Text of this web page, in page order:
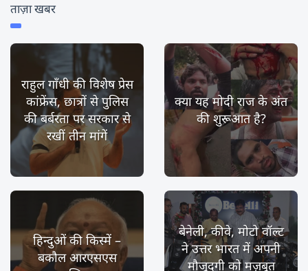
ताज़ा खबर
राहुल गाँधी की विशेष प्रेस
कांफ्रेंस, छात्रों से पुलिस
की बर्बरता पर सरकार से
रखीं तीन मांगें
क्या यह मोदी राज के अंत
की शुरूआत है?
हिन्दुओं की किस्में –
बकौल आरएसएस
बेनेली, कीवे, मोटो वॉल्ट
ने उत्तर भारत में अपनी
मौजूदगी को मज़बूत